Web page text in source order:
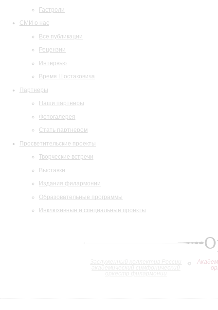
Гастроли
СМИ о нас
Все публикации
Рецензии
Интервью
Время Шостаковича
Партнеры
Наши партнеры
Фотогалерея
Стать партнером
Просветительские проекты
Творческие встречи
Выставки
Издания филармонии
Образовательные программы
Инклюзивные и специальные проекты